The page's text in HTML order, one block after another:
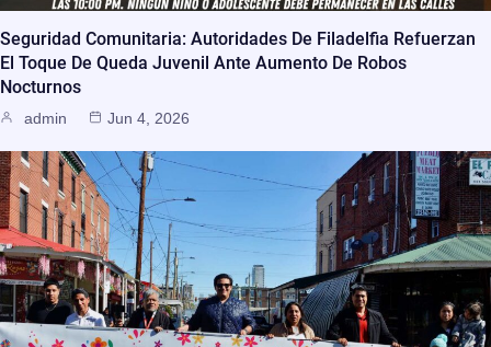
Seguridad Comunitaria: Autoridades De Filadelfia Refuerzan
El Toque De Queda Juvenil Ante Aumento De Robos
Nocturnos
admin Jun 4, 2026